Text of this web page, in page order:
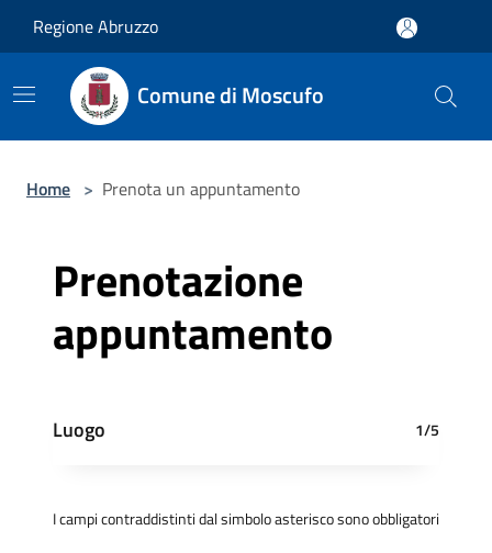
Regione Abruzzo
Comune di Moscufo
Home > Prenota un appuntamento
Prenotazione
appuntamento
Luogo 1/5
I campi contraddistinti dal simbolo asterisco sono obbligatori